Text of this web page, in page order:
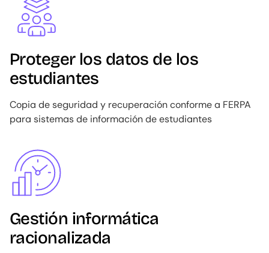
Proteger los datos de los
estudiantes
Copia de seguridad y recuperación conforme a FERPA
para sistemas de información de estudiantes
Image
Gestión informática
racionalizada